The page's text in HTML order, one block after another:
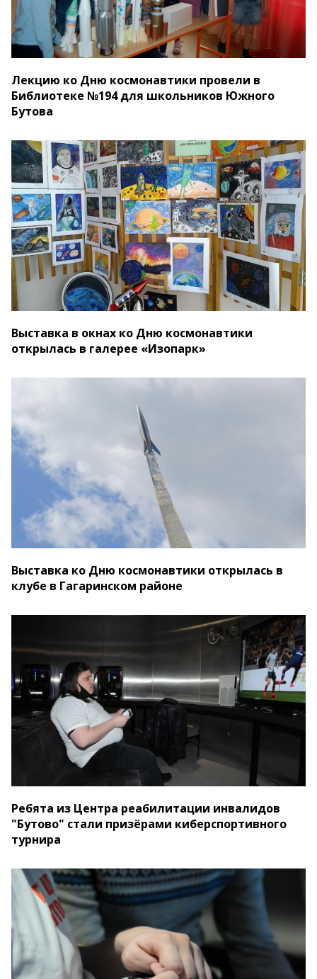
Лекцию ко Дню космонавтики провели в
Библиотеке №194 для школьников Южного
Бутова
Выставка в окнах ко Дню космонавтики
открылась в галерее «Изопарк»
Выставка ко Дню космонавтики открылась в
клубе в Гагаринском районе
Ребята из Центра реабилитации инвалидов
"Бутово" стали призёрами киберспортивного
турнира